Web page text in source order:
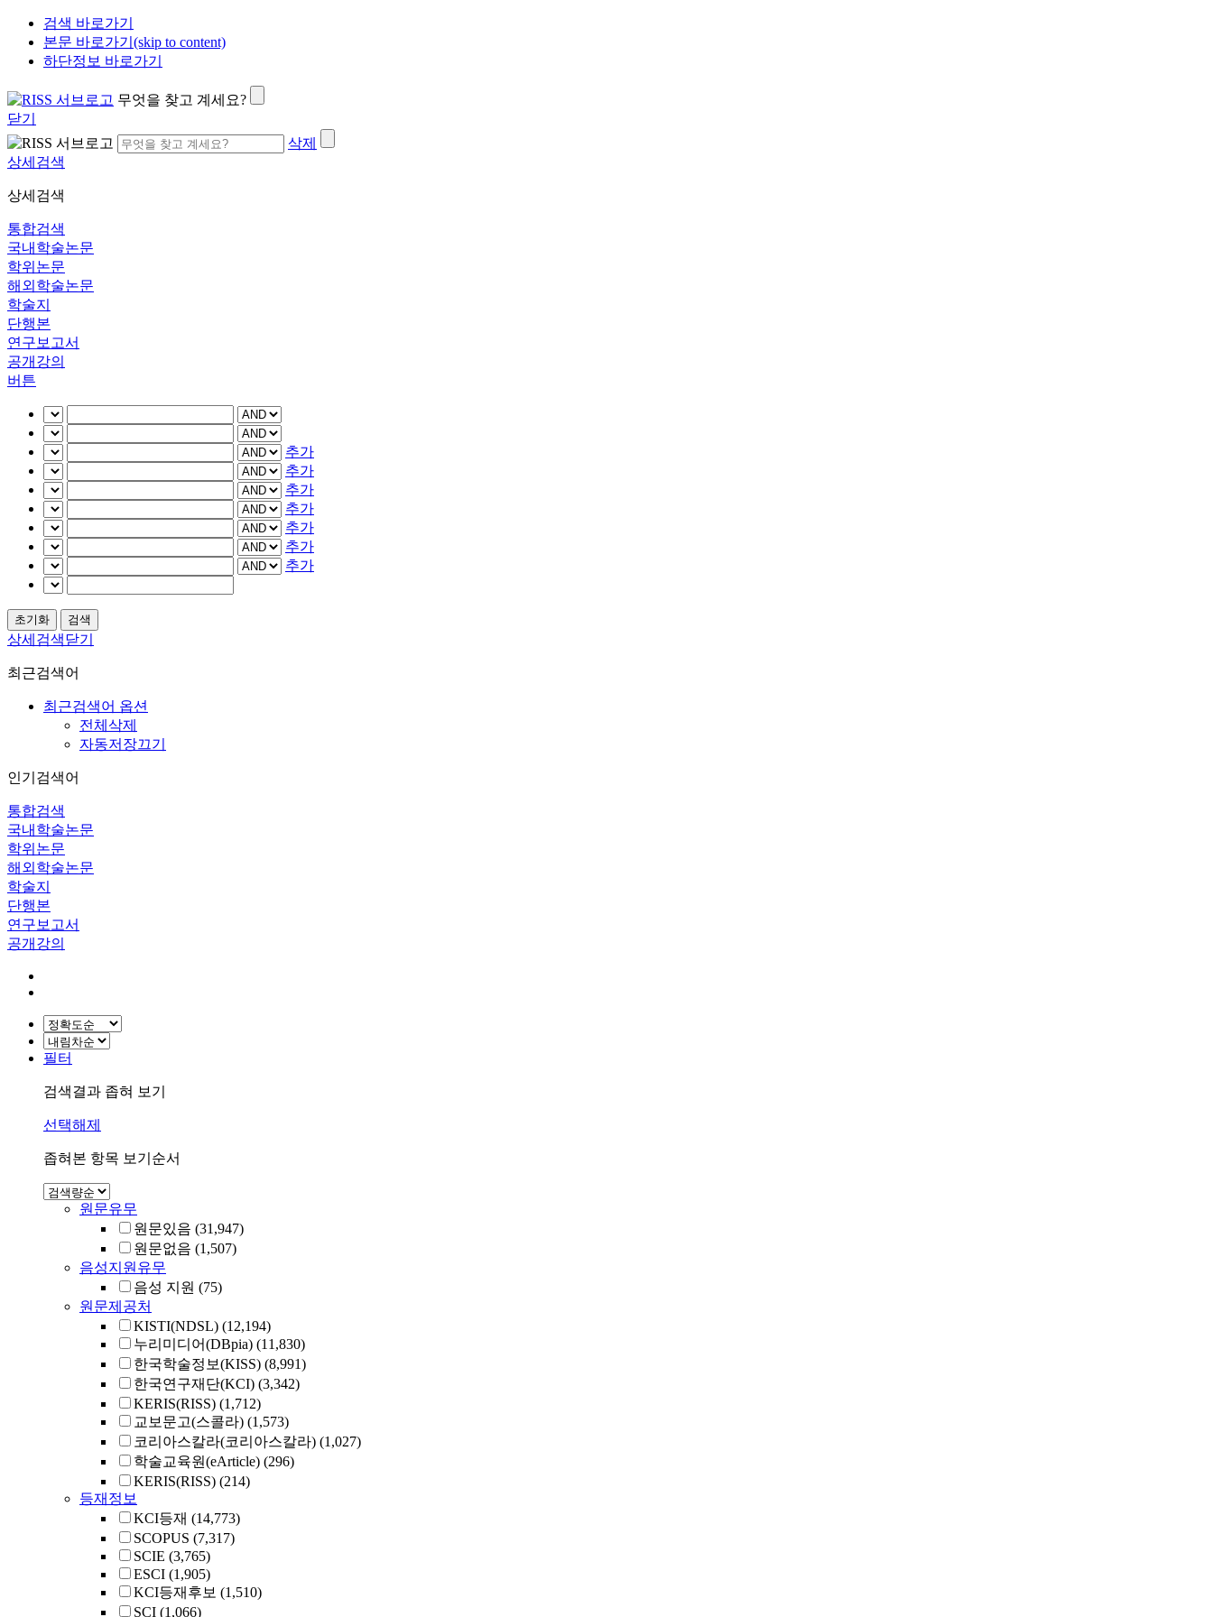
검색 바로가기
본문 바로가기(skip to content)
하단정보 바로가기
무엇을 찾고 계세요?
닫기
삭제
상세검색
상세검색
통합검색
국내학술논문
학위논문
해외학술논문
학술지
단행본
연구보고서
공개강의
버튼
추가
추가
추가
추가
추가
추가
추가
상세검색닫기
최근검색어
최근검색어 옵션
전체삭제
자동저장끄기
인기검색어
통합검색
국내학술논문
학위논문
해외학술논문
학술지
단행본
연구보고서
공개강의
필터
검색결과 좁혀 보기
선택해제
좁혀본 항목 보기순서
원문유무
원문있음 (31,947)
원문없음 (1,507)
음성지원유무
음성 지원 (75)
원문제공처
KISTI(NDSL) (12,194)
누리미디어(DBpia) (11,830)
한국학술정보(KISS) (8,991)
한국연구재단(KCI) (3,342)
KERIS(RISS) (1,712)
교보문고(스콜라) (1,573)
코리아스칼라(코리아스칼라) (1,027)
학술교육원(eArticle) (296)
KERIS(RISS) (214)
등재정보
KCI등재 (14,773)
SCOPUS (7,317)
SCIE (3,765)
ESCI (1,905)
KCI등재후보 (1,510)
SCI (1,066)